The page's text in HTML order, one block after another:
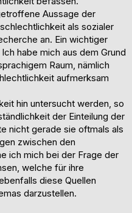
Aussage der
als sozialer
an. Ein wichtiger
habe mich aus dem Grund
Raum, nämlich
aufmerksam
hin untersucht werden, so
der Einteilung der
nicht gerade sie oftmals als
zwischen den
ich mich bei der Frage der
welche für ihre
diese Quellen
darzustellen.